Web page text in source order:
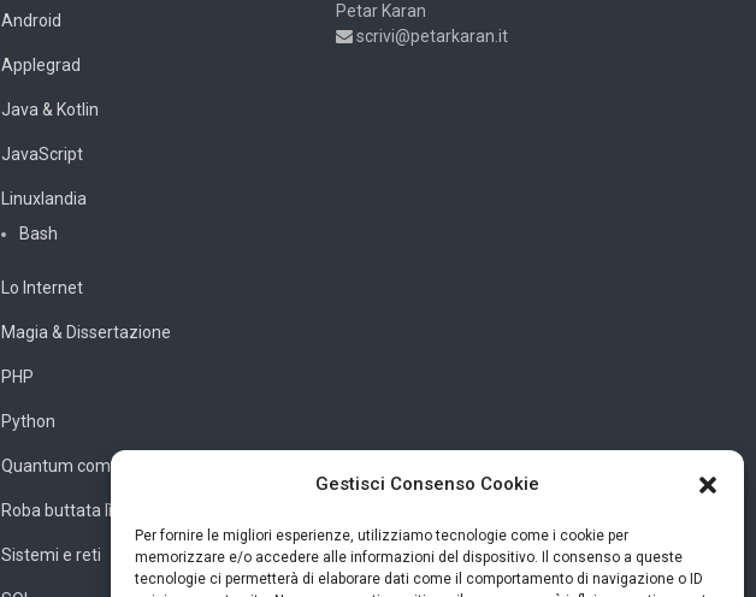
Gestisci Consenso Cookie
Per fornire le migliori esperienze, utilizziamo tecnologie come i cookie per
memorizzare e/o accedere alle informazioni del dispositivo. Il consenso a queste
tecnologie ci permetterà di elaborare dati come il comportamento di navigazione o ID
Android
Applegrad
Java & Kotlin
JavaScript
Linuxlandia
Bash
Lo Internet
Magia & Dissertazione
PHP
Python
Quantum computing
Roba buttata lì
Sistemi e reti
Petar Karan
scrivi@petarkaran.it